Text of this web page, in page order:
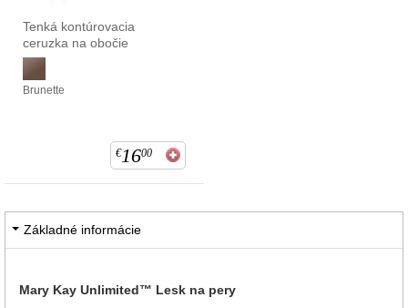
Tenká kontúrovacia
ceruzka na obočie
Brunette
€1600
Základné informácie
Mary Kay Unlimited™ Lesk na pery